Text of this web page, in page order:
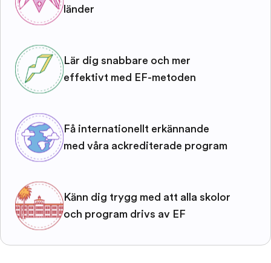
länder
Lär dig snabbare och mer
effektivt med EF-metoden
Få internationellt erkännande
med våra ackrediterade program
Känn dig trygg med att alla skolor
och program drivs av EF